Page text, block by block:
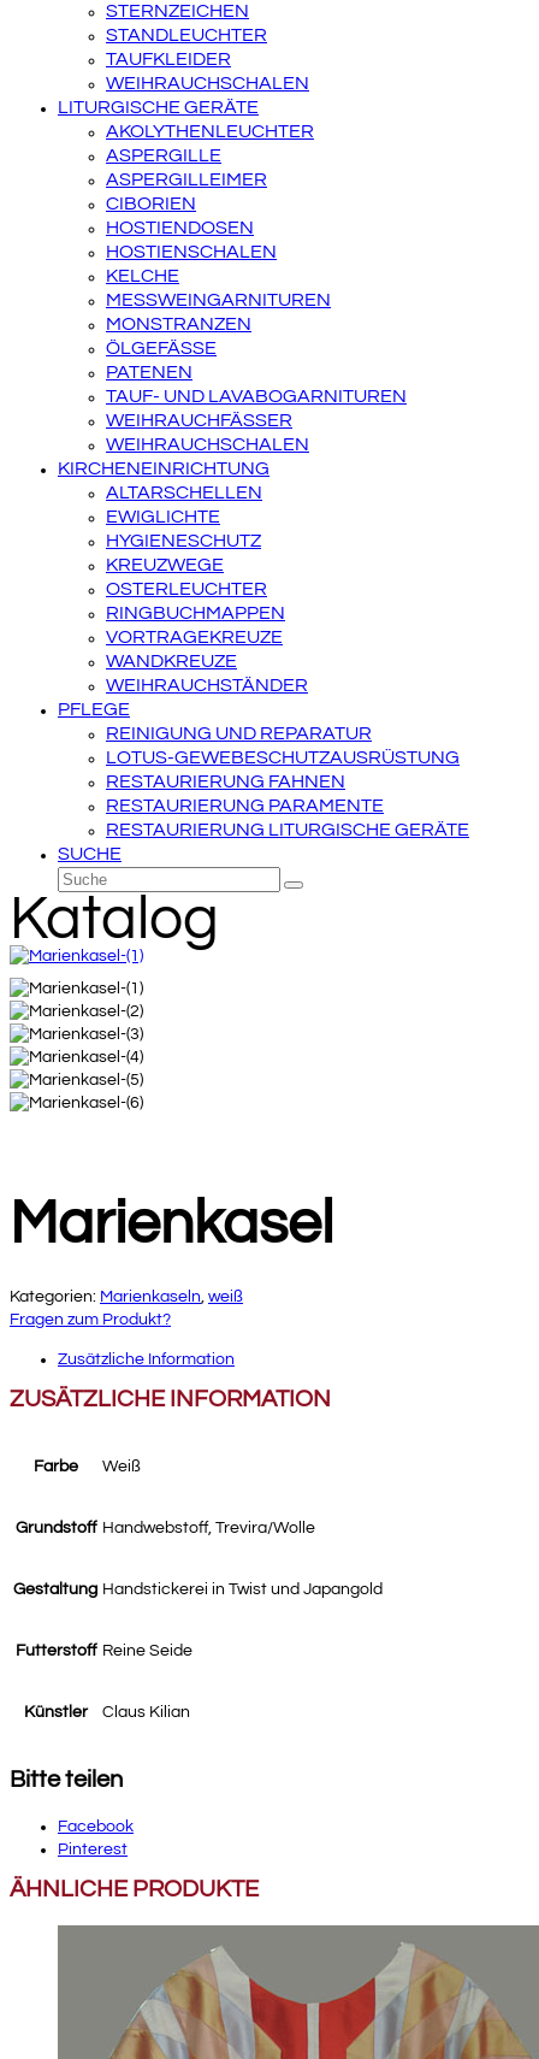
STERNZEICHEN
STANDLEUCHTER
TAUFKLEIDER
WEIHRAUCHSCHALEN
LITURGISCHE GERÄTE
AKOLYTHENLEUCHTER
ASPERGILLE
ASPERGILLEIMER
CIBORIEN
HOSTIENDOSEN
HOSTIENSCHALEN
KELCHE
MESSWEINGARNITUREN
MONSTRANZEN
ÖLGEFÄSSE
PATENEN
TAUF- UND LAVABOGARNITUREN
WEIHRAUCHFÄSSER
WEIHRAUCHSCHALEN
KIRCHENEINRICHTUNG
ALTARSCHELLEN
EWIGLICHTE
HYGIENESCHUTZ
KREUZWEGE
OSTERLEUCHTER
RINGBUCHMAPPEN
VORTRAGEKREUZE
WANDKREUZE
WEIHRAUCHSTÄNDER
PFLEGE
REINIGUNG UND REPARATUR
LOTUS-GEWEBESCHUTZAUSRÜSTUNG
RESTAURIERUNG FAHNEN
RESTAURIERUNG PARAMENTE
RESTAURIERUNG LITURGISCHE GERÄTE
SUCHE
Suche
Senden
Katalog
Marienkasel
Kategorien: Marienkaseln, weiß
Fragen zum Produkt?
Zusätzliche Information
ZUSÄTZLICHE INFORMATION
Farbe Weiß
Grundstoff Handwebstoff, Trevira/Wolle
Gestaltung Handstickerei in Twist und Japangold
Futterstoff Reine Seide
Künstler Claus Kilian
Bitte teilen
Facebook
Pinterest
ÄHNLICHE PRODUKTE